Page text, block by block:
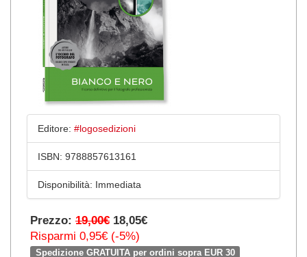
Editore: #logosedizioni
ISBN: 9788857613161
Disponibilità: Immediata
Prezzo: 19,00€ 18,05€
Risparmi 0,95€ (-5%)
Spedizione GRATUITA per ordini sopra EUR 30